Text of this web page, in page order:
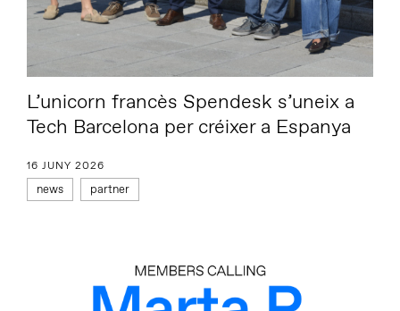
L’unicorn francès Spendesk s’uneix a
Tech Barcelona per créixer a Espanya
16 JUNY 2026
news partner